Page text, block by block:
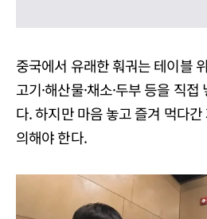
중국에서 유래한 훠궈는 테이블
고기·해산물·채소·두부 등을 직
다. 하지만 마음 놓고 즐겨 먹다
의해야 한다.